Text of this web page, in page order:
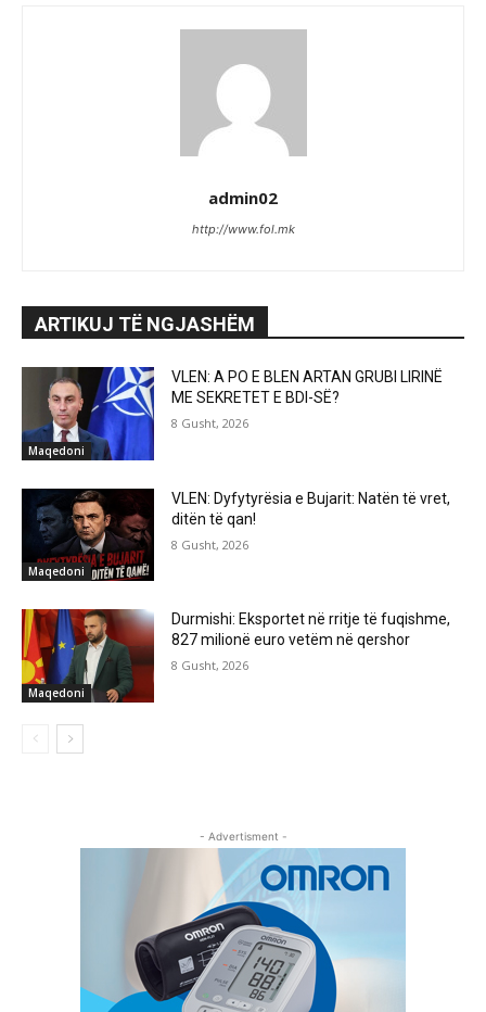
admin02
http://www.fol.mk
ARTIKUJ TË NGJASHËM
Maqedoni
VLEN: A PO E BLEN ARTAN GRUBI LIRINË
ME SEKRETET E BDI-SË?
8 Gusht, 2026
Maqedoni
VLEN: Dyfytyrësia e Bujarit: Natën të vret,
ditën të qan!
8 Gusht, 2026
Maqedoni
Durmishi: Eksportet në rritje të fuqishme,
827 milionë euro vetëm në qershor
8 Gusht, 2026
- Advertisment -